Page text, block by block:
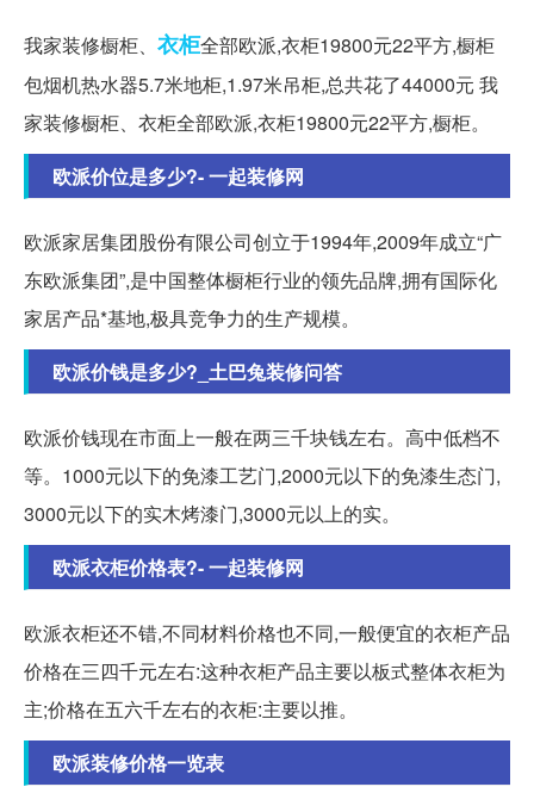
我家装修橱柜、 衣柜全部欧派,衣柜19800元22平方,橱柜
包烟机热水器5.7米地柜,1.97米吊柜,总共花了44000元 我
家装修橱柜、衣柜全部欧派,衣柜19800元22平方,橱柜。
欧派价位是多少?- 一起装修网
欧派家居集团股份有限公司创立于1994年,2009年成立“广
东欧派集团”,是中国整体橱柜行业的领先品牌,拥有国际化
家居产品*基地,极具竞争力的生产规模。
欧派价钱是多少?_土巴兔装修问答
欧派价钱现在市面上一般在两三千块钱左右。高中低档不
等。1000元以下的免漆工艺门,2000元以下的免漆生态门,
3000元以下的实木烤漆门,3000元以上的实。
欧派衣柜价格表?- 一起装修网
欧派衣柜还不错,不同材料价格也不同,一般便宜的衣柜产品
价格在三四千元左右:这种衣柜产品主要以板式整体衣柜为
主;价格在五六千左右的衣柜:主要以推。
欧派装修价格一览表